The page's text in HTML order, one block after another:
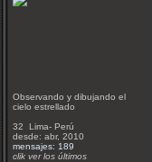
Observando y dibujando el
cielo estrellado
32 Lima- Perú
desde: abr, 2010
mensajes: 189
clik ver los últimos